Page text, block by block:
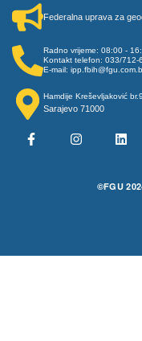
Federalna uprava za
Radno vrijeme: 08:00 -
Kontakt telefon: 033/712-
E-mail:
Hamdije Kreševljaković
Sarajevo 71000
©FGU